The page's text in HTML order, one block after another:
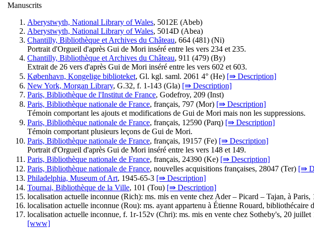
Manuscrits
Aberystwyth, National Library of Wales, 5012E (Abeb)
Aberystwyth, National Library of Wales, 5014D (Abea)
Chantilly, Bibliothèque et Archives du Château, 664 (481) (Ni)
Portrait d'Orgueil d'après Gui de Mori inséré entre les vers 234 et 235.
Chantilly, Bibliothèque et Archives du Château, 911 (479) (By)
Extrait de 26 vers d'après Gui de Mori inséré entre les vers 602 et 603.
København, Kongelige biblioteket, Gl. kgl. saml. 2061 4° (He) [⇛ Description]
New York, Morgan Library, G.32, f. 1-143 (Gla) [⇛ Description]
Paris, Bibliothèque de l'Institut de France, Godefroy, 209 (Inst)
Paris, Bibliothèque nationale de France, français, 797 (Mor) [⇛ Description]
Témoin comportant les ajouts et modifications de Gui de Mori mais non les suppressions.
Paris, Bibliothèque nationale de France, français, 12590 (Parq) [⇛ Description]
Témoin comportant plusieurs leçons de Gui de Mori.
Paris, Bibliothèque nationale de France, français, 19157 (Fe) [⇛ Description]
Portrait d'Orgueil d'après Gui de Mori inséré entre les vers 148 et 149.
Paris, Bibliothèque nationale de France, français, 24390 (Ke) [⇛ Description]
Paris, Bibliothèque nationale de France, nouvelles acquisitions françaises, 28047 (Ter) [⇛
Philadelphia, Museum of Art, 1945-65-3 [⇛ Description]
Tournai, Bibliothèque de la Ville, 101 (Tou) [⇛ Description]
localisation actuelle inconnue (Rich): ms. mis en vente chez Ader – Picard – Tajan, à Paris,
localisation actuelle inconnue (Rou): ms. ayant appartenu à Étienne Rouard,
localisation actuelle inconnue, f. 1r-152v (Chri): ms. mis en vente chez Sotheby's, 20
[www]